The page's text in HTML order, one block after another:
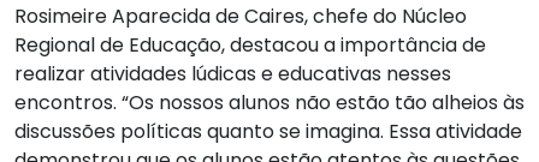
Rosimeire Aparecida de Caires, chefe do Núcleo
Regional de Educação, destacou a importância de
realizar atividades lúdicas e educativas nesses
encontros. “Os nossos alunos não estão tão alheios às
discussões políticas quanto se imagina. Essa atividade